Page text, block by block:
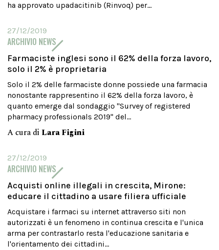
ha approvato upadacitinib (Rinvoq) per...
27/12/2019
ARCHIVIO NEWS
Farmaciste inglesi sono il 62% della forza lavoro,
solo il 2% è proprietaria
Solo il 2% delle farmaciste donne possiede una farmacia
nonostante rappresentino il 62% della forza lavoro, è
quanto emerge dal sondaggio "Survey of registered
pharmacy professionals 2019" del...
A cura di Lara Figini
27/12/2019
ARCHIVIO NEWS
Acquisti online illegali in crescita, Mirone:
educare il cittadino a usare filiera ufficiale
Acquistare i farmaci su internet attraverso siti non
autorizzati è un fenomeno in continua crescita e l'unica
arma per contrastarlo resta l'educazione sanitaria e
l'orientamento dei cittadini...